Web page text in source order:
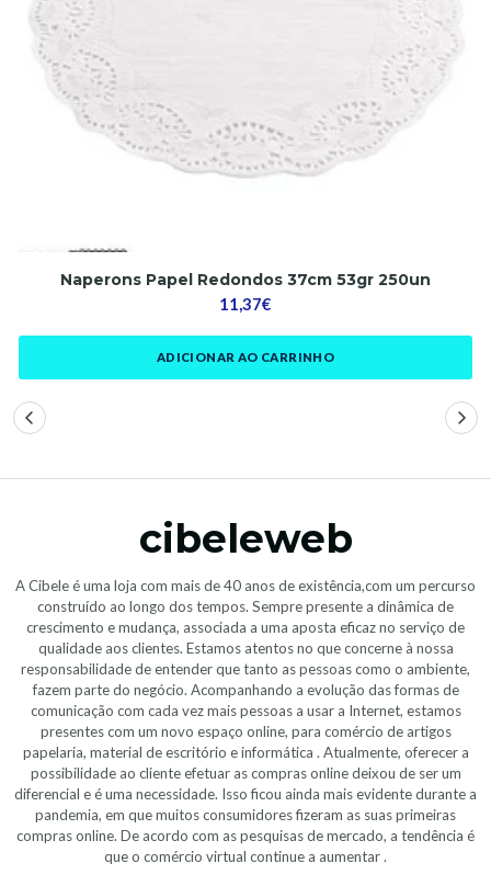
Naperons Papel Redondos 37cm 53gr 250un
11,37€
ADICIONAR AO CARRINHO
cibeleweb
A Cibele é uma loja com mais de 40 anos de existência,com um percurso
construído ao longo dos tempos. Sempre presente a dinâmica de
crescimento e mudança, associada a uma aposta eficaz no serviço de
qualidade aos clientes. Estamos atentos no que concerne à nossa
responsabilidade de entender que tanto as pessoas como o ambiente,
fazem parte do negócio. Acompanhando a evolução das formas de
comunicação com cada vez mais pessoas a usar a Internet, estamos
presentes com um novo espaço online, para comércio de artigos
papelaria, material de escritório e informática . Atualmente, oferecer a
possibilidade ao cliente efetuar as compras online deixou de ser um
diferencial e é uma necessidade. Isso ficou ainda mais evidente durante a
pandemia, em que muitos consumidores fizeram as suas primeiras
compras online. De acordo com as pesquisas de mercado, a tendência é
que o comércio virtual continue a aumentar .